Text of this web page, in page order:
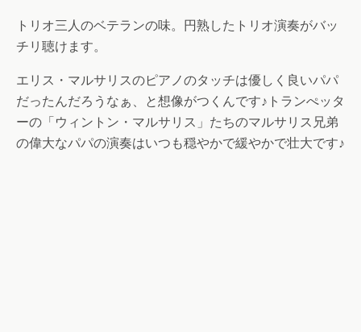
トリオ三人のベテランの味。円熟したトリオ演奏がバッ
チリ聴けます。
エリス・マルサリスのピアノのタッチは優しく良いパパ
だったんだろうなぁ、と想像がつくんです♪トランぺッタ
ーの「ウィントン・マルサリス」たちのマルサリス兄弟
の偉大なパパの演奏はいつも穏やかで緩やかで壮大です♪